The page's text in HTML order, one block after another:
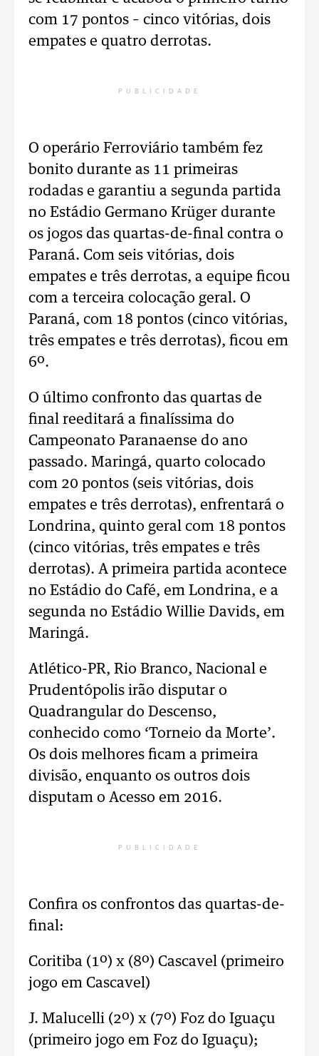
com 17 pontos – cinco vitórias, dois
empates e quatro derrotas.
PUBLICIDADE
O operário Ferroviário também fez
bonito durante as 11 primeiras
rodadas e garantiu a segunda partida
no Estádio Germano Krüger durante
os jogos das quartas-de-final contra o
Paraná. Com seis vitórias, dois
empates e três derrotas, a equipe ficou
com a terceira colocação geral. O
Paraná, com 18 pontos (cinco vitórias,
três empates e três derrotas), ficou em
6º.
O último confronto das quartas de
final reeditará a finalíssima do
Campeonato Paranaense do ano
passado. Maringá, quarto colocado
com 20 pontos (seis vitórias, dois
empates e três derrotas), enfrentará o
Londrina, quinto geral com 18 pontos
(cinco vitórias, três empates e três
derrotas). A primeira partida acontece
no Estádio do Café, em Londrina, e a
segunda no Estádio Willie Davids, em
Maringá.
Atlético-PR, Rio Branco, Nacional e
Prudentópolis irão disputar o
Quadrangular do Descenso,
conhecido como ‘Torneio da Morte’.
Os dois melhores ficam a primeira
divisão, enquanto os outros dois
disputam o Acesso em 2016.
PUBLICIDADE
Confira os confrontos das quartas-de-
final:
Coritiba (1º) x (8º) Cascavel (primeiro
jogo em Cascavel)
J. Malucelli (2º) x (7º) Foz do Iguaçu
(primeiro jogo em Foz do Iguaçu);